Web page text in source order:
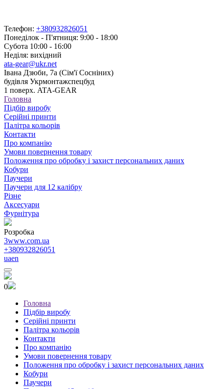
Телефон: +380932826051
Понеділок - П'ятниця: 9:00 - 18:00
Субота 10:00 - 16:00
Неділя: вихідний
ata-gear@ukr.net
Івана Дзюби, 7а (Сім'ї Сосніних)
будівля Укрмонтажспецбуд
1 поверх. ATA-GEAR
Головна
Підбір виробу
Серійні принти
Палітра кольорів
Контакти
Про компанію
Умови повернення товару
Положення про обробку і захист персональних даних
Кобури
Паучери
Паучери для 12 калібру
Різне
Аксесуари
Фурнітура
Розробка
3www.com.ua
+380932826051
uaen
0
Головна
Підбір виробу
Серійні принти
Палітра кольорів
Контакти
Про компанію
Умови повернення товару
Положення про обробку і захист персональних даних
Кобури
Паучери